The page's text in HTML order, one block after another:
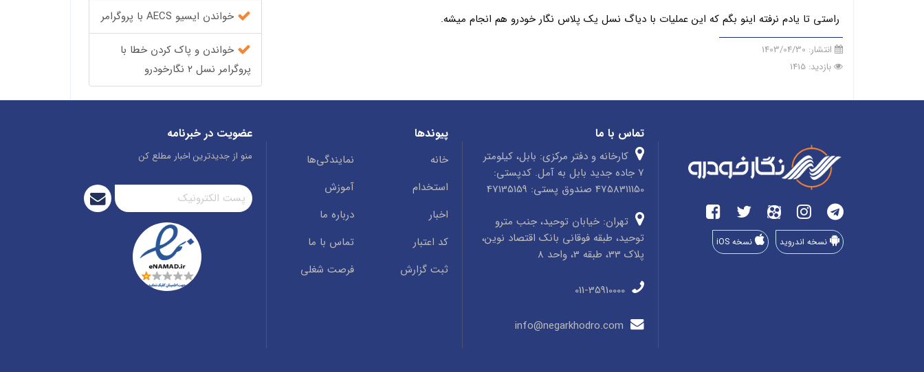
راستی تا یادم نرفته اینو بگم که این عملیات با دیاگ نسل یک پلاس نگار خودرو هم انجام میشه.
انتشار: 1403/04/30
بازدید: 1415
خواندن ایسیو AECS با پروگرامر
خواندن و پاک کردن خطا با
پروگرامر نسل ۲ نگارخودرو
نسخه اندروید نسخه iOS
تماس با ما
کارخانه و دفتر مرکزی: بابل، کیلومتر
7 جاده جدید بابل به آمل. کدپستی:
4758311150 صندوق پستی: 47135159
تهران: خیابان توحید، جنب مترو
توحید، طبقه فوقانی بانک اقتصاد نوین،
پلاک 33، طبقه 3، واحد 8
پیوندها
خانه
نمایندگی‌ها
استخدام
آموزش
اخبار
درباره ما
کد اعتبار
تماس با ما
ثبت گزارش
فرصت شغلی
عضویت در خبرنامه
منو از جدیدترین اخبار مطلع کن